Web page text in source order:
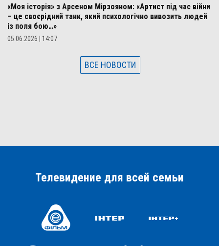
«Моя історія» з Арсеном Мірзояном: «Артист під час війни
– це своєрідний танк, який психологічно вивозить людей
із поля бою…»
05.06.2026 | 14:07
ВСЕ НОВОСТИ
Телевидение для всей семьи